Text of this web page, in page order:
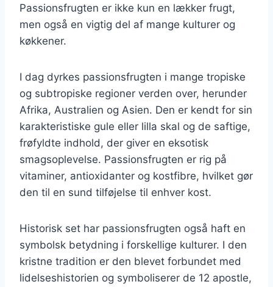
Passionsfrugten er ikke kun en lækker frugt,
men også en vigtig del af mange kulturer og
køkkener.
I dag dyrkes passionsfrugten i mange tropiske
og subtropiske regioner verden over, herunder
Afrika, Australien og Asien. Den er kendt for sin
karakteristiske gule eller lilla skal og de saftige,
frøfyldte indhold, der giver en eksotisk
smagsoplevelse. Passionsfrugten er rig på
vitaminer, antioxidanter og kostfibre, hvilket gør
den til en sund tilføjelse til enhver kost.
Historisk set har passionsfrugten også haft en
symbolsk betydning i forskellige kulturer. I den
kristne tradition er den blevet forbundet med
lidelseshistorien og symboliserer de 12 apostle,